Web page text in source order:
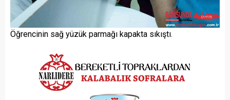
Öğrencinin sağ yüzük parmağı kapakta sıkıştı.